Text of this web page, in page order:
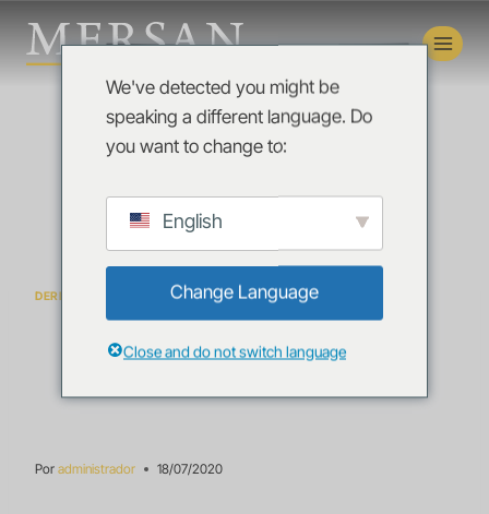
DERECHO TRIBUTARIO
Resolución N˚
045-025/20
Por administrador 18/07/2020
We've detected you might be
speaking a different language. Do
you want to change to:
English
Change Language
Close and do not switch language